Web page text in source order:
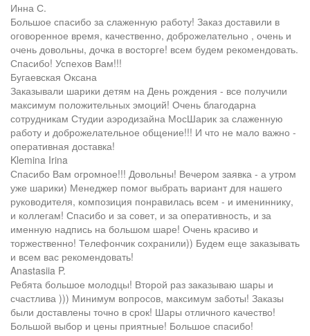
Инна С.
Большое спасибо за слаженную работу! Заказ доставили в
оговоренное время, качественно, доброжелательно , очень и
очень довольны, дочка в восторге! всем будем рекомендовать.
Спасибо! Успехов Вам!!!
Бугаевская Оксана
Заказывали шарики детям на День рождения - все получили
максимум положительных эмоций! Очень благодарна
сотрудникам Студии аэродизайна МосШарик за слаженную
работу и доброжелательное общение!!! И что не мало важно -
оперативная доставка!
Klemina Irina
Спасибо Вам огромное!!! Довольны! Вечером заявка - а утром
уже шарики) Менеджер помог выбрать вариант для нашего
руководителя, композиция понравилась всем - и имениннику,
и коллегам! Спасибо и за совет, и за оперативность, и за
именную надпись на большом шаре! Очень красиво и
торжественно! Телефончик сохранили)) Будем еще заказывать
и всем вас рекомендовать!
Anastasiia P.
Ребята большое молодцы! Второй раз заказываю шары и
счастлива ))) Минимум вопросов, максимум заботы! Заказы
были доставлены точно в срок! Шары отличного качество!
Большой выбор и цены приятные! Большое спасибо!